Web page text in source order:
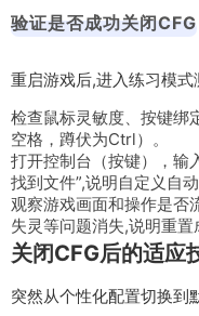
验证是否成功关闭CFG
重启游戏后,进入练习模式
检查鼠标灵敏度、按键绑
空格，蹲伏为Ctrl）。
打开控制台（按键），输
找到文件”,说明自定义自
观察游戏画面和操作是否
失灵等问题消失,说明重置
关闭CFG后的适应
突然从个性化配置切换到